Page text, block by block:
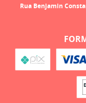
Rua Benjamin